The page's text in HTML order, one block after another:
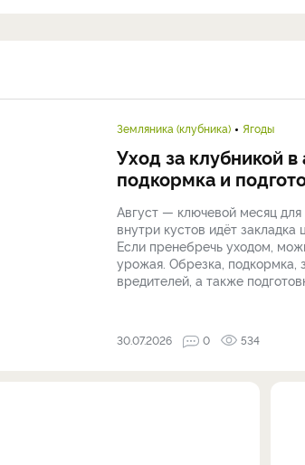
Земляника (клубника) Ягоды
Уход за клубникой в
подкормка и
Август — ключевой месяц
внутри кустов идёт закладка
Если пренебречь уходом,
урожая. Обрезка, подкормка,
вредителей, а также
30.07.2026 0 534